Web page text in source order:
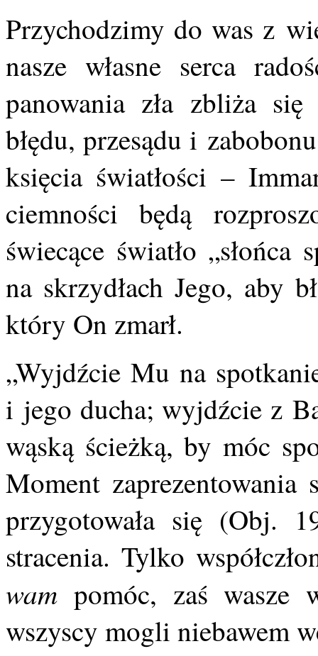
Przychodzimy do was z
nasze własne serca
panowania zła zbliża
błędu, przesądu i
księcia światłości –
ciemności będą
świecące światło
na skrzydłach Jego, aby
który On zmarł.
„Wyjdźcie Mu na
i jego ducha; wyjdźcie z
wąską ścieżką, by móc
Moment
przygotowała się (Obj.
stracenia. Tylko
wam pomóc, zaś wasze
wszyscy mogli niebawem